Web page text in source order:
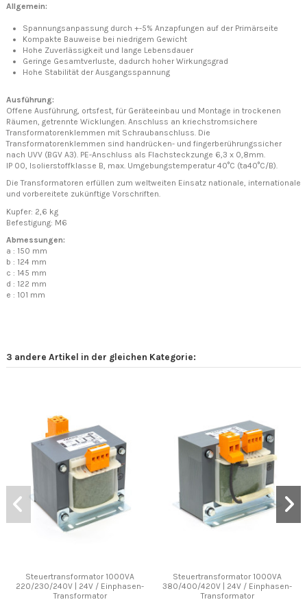
Allgemein:
Spannungsanpassung durch +-5% Anzapfungen auf der Primärseite
Kompakte Bauweise bei niedrigem Gewicht
Hohe Zuverlässigkeit und lange Lebensdauer
Geringe Gesamtverluste, dadurch hoher Wirkungsgrad
Hohe Stabilität der Ausgangsspannung
Ausführung:
Offene Ausführung, ortsfest, für Geräteeinbau und Montage in trockenen
Räumen, getrennte Wicklungen. Anschluss an kriechstromsichere
Transformatorenklemmen mit Schraubanschluss. Die
Transformatorenklemmen sind handrücken- und fingerberührungssicher
nach UVV (BGV A3). PE-Anschluss als Flachsteckzunge 6,3 x 0,8mm.
IP 00, Isolierstoffklasse B, max. Umgebungstemperatur 40°C (ta40°C/B).
Die Transformatoren erfüllen zum weltweiten Einsatz nationale, internationale
und vorbereitete zukünftige Vorschriften.
Kupfer: 2,6 kg
Befestigung: M6
Abmessungen:
a : 150 mm
b : 124 mm
c : 145 mm
d : 122 mm
e : 101 mm
3 andere Artikel in der gleichen Kategorie:
Steuertransformator 1000VA
220/230/240V | 24V / Einphasen-
Transformator
Steuertransformator 1000VA
380/400/420V | 24V / Einphasen-
Transformator